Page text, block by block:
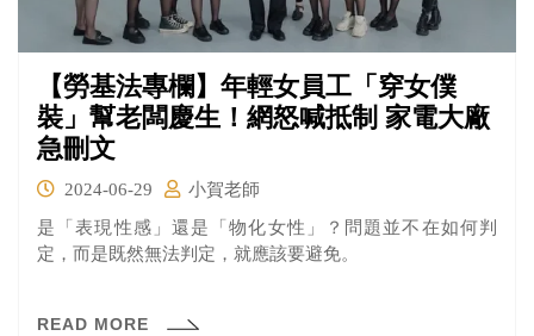
【勞基法專欄】年輕女員工「穿女僕
裝」幫老闆慶生！網怒喊抵制 家電大廠
急刪文
2024-06-29
小賀老師
是「表現性感」還是「物化女性」？問題並不在如何判
定，而是既然無法判定，就應該要避免。
READ MORE